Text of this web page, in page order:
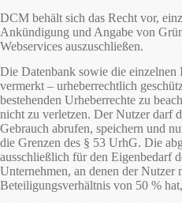
DCM behält sich das Recht vor,
Ankündigung und Angabe von
Webservices auszuschließen.
Die Datenbank sowie die einzelnen
vermerkt – urheberrechtlich
bestehenden Urheberrechte zu
nicht zu verletzen. Der Nutzer darf
Gebrauch abrufen, speichern und
die Grenzen des § 53 UrhG. Die
ausschließlich für den Eigenbedarf
Unternehmen, an denen der Nutzer
Beteiligungsverhältnis von 50 %